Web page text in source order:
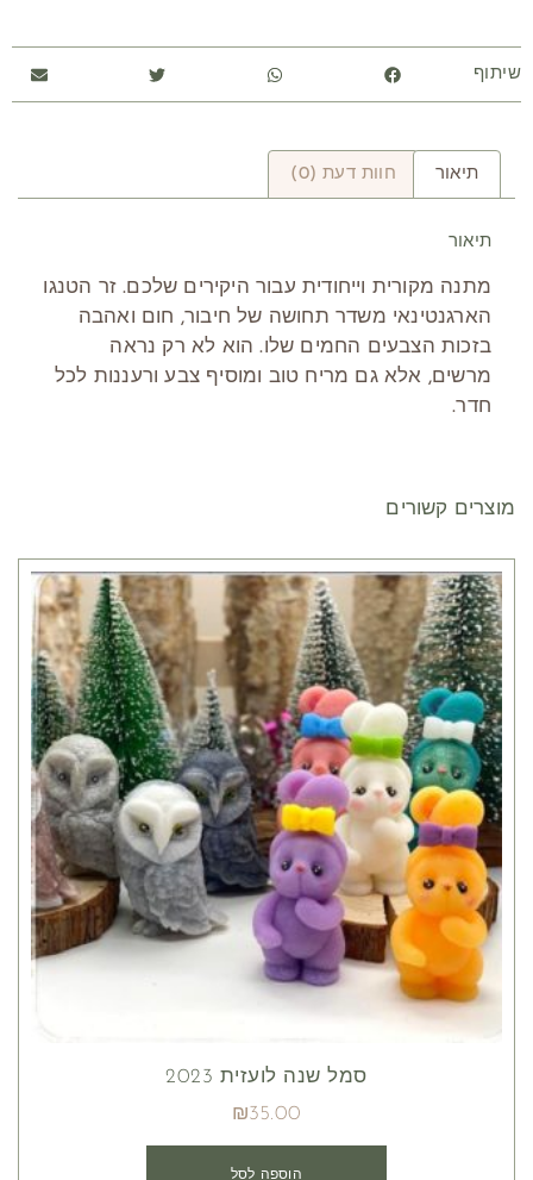
שיתוף
תיאור חוות דעת (0)
תיאור
מתנה מקורית וייחודית עבור היקירים שלכם. זר הטנגו
הארגנטינאי משדר תחושה של חיבור, חום ואהבה
בזכות הצבעים החמים שלו. הוא לא רק נראה
מרשים, אלא גם מריח טוב ומוסיף צבע ורעננות לכל
חדר.
מוצרים קשורים
סמל שנה לועזית 2023
₪35.00
הוספה לסל